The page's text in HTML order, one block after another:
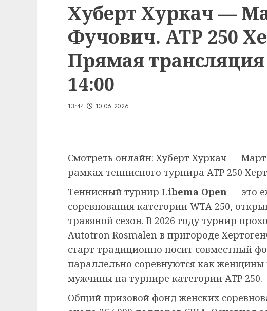
Хуберт Хуркач —
Фучович. ATP 250
Прямая трансляция
14:00
13:44 10.06.2026
Смотреть онлайн: Хуберт Хуркач —
рамках теннисного турнира ATP 250
Теннисный турнир Libema Open — это
соревнования категории WTA 250,
травяной сезон. В 2026 году турнир
Autotron Rosmalen в пригороде
старт традиционно носит совместный
параллельно соревнуются как женщины
мужчины на турнире категории ATP 250.
Общий призовой фонд женских